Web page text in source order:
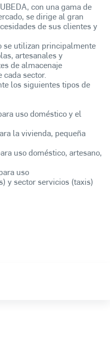
con una gama de
se dirige al gran
de sus clientes y
se utilizan principalmente
artesanales y
de almacenaje
cada sector.
los siguientes tipos de
uso doméstico y el
la vivienda, pequeña
uso doméstico, artesano,
uso
y sector servicios (taxis)